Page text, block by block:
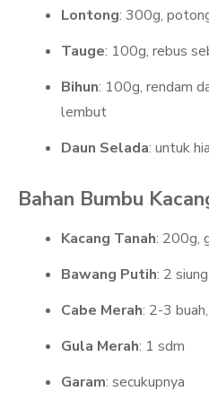
Lontong: 300g,
Tauge: 100g, rebus
Bihun: 100g, rendam
lembut
Daun Selada: untuk
Bahan Bumbu
Kacang Tanah: 200g,
Bawang Putih: 2 siung
Cabe Merah: 2-3
Gula Merah: 1 sdm
Garam: secukupnya